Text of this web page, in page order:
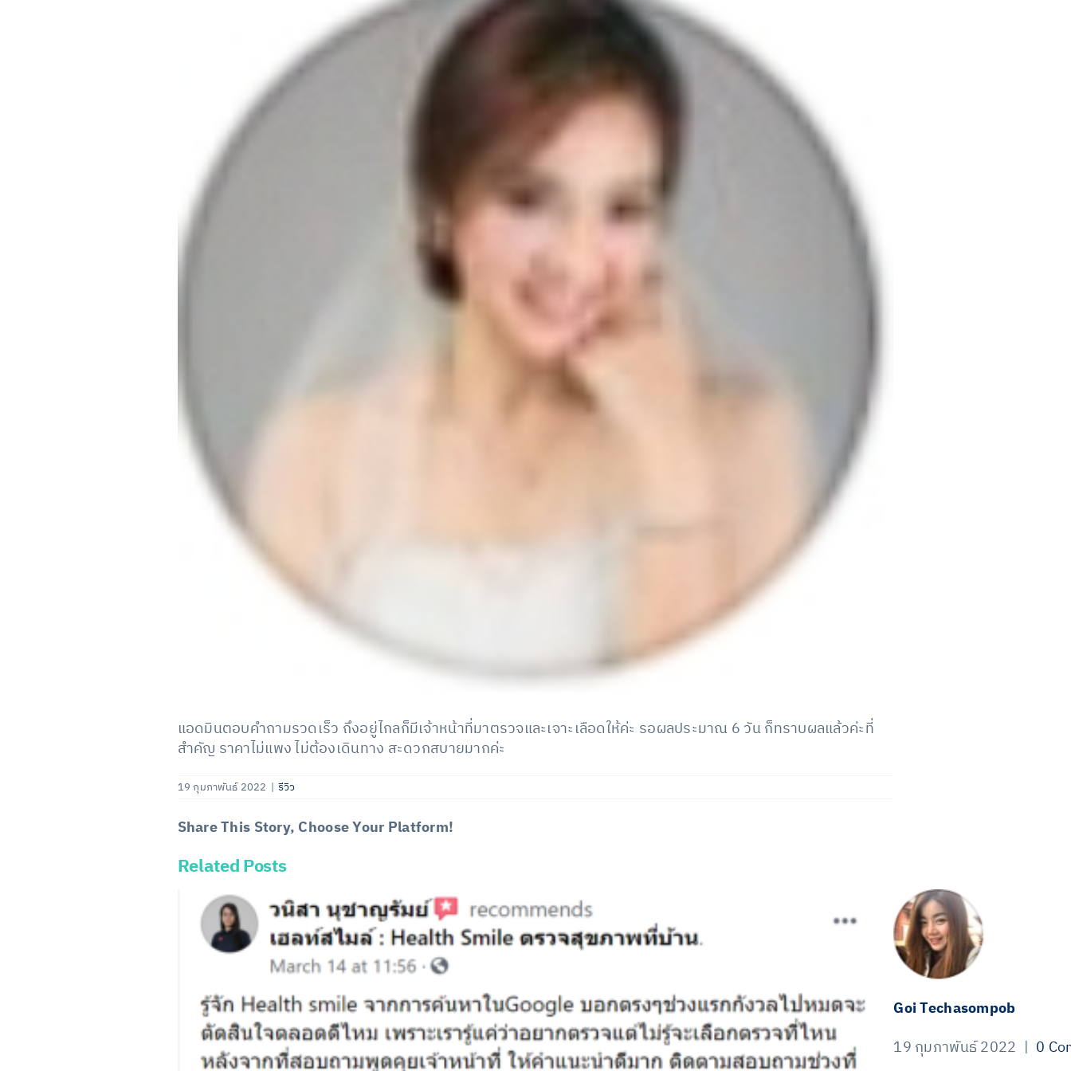
แอดมินตอบคำถามรวดเร็ว ถึงอยู่ไกลก็มีเจ้าหน้าที่มาตรวจและเจาะเลือดให้ค่ะ รอผลประมาณ 6 วัน ก็ทราบผลแล้วค่ะที่
สำคัญ ราคาไม่แพง ไม่ต้องเดินทาง สะดวกสบายมากค่ะ
19 กุมภาพันธ์ 2022 | รีวิว
Share This Story, Choose Your Platform!
Facebook
X
LinkedIn
Email
Related Posts
Goi Techasompob
19 กุมภาพันธ์ 2022 | 0